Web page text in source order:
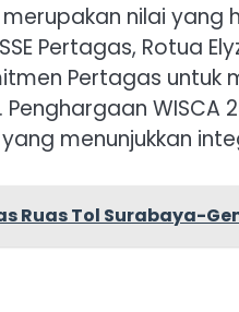
nilai
Pertagas, Rotua
Pertagas untuk
menunjukkan
Ruas Tol Surabaya-